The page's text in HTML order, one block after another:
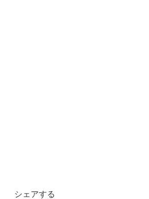
シェアする